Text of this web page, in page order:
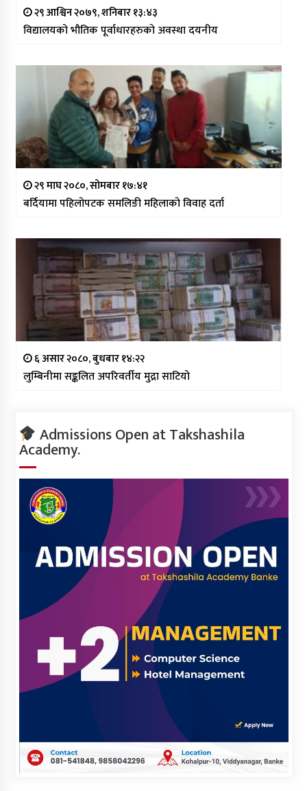
२९ आश्विन २०७९, शनिबार १३:४३
विद्यालयको भौतिक पूर्वाधारहरुको अवस्था दयनीय
२९ माघ २०८०, सोमबार १७:४१
बर्दियामा पहिलोपटक समलिङी महिलाको विवाह दर्ता
६ असार २०८०, बुधबार १४:२२
लुम्बिनीमा सङ्कलित अपरिवर्तीय मुद्रा साटियो
Admissions Open at Takshashila
Academy.